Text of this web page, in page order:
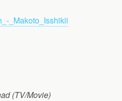
(TV/Movie)